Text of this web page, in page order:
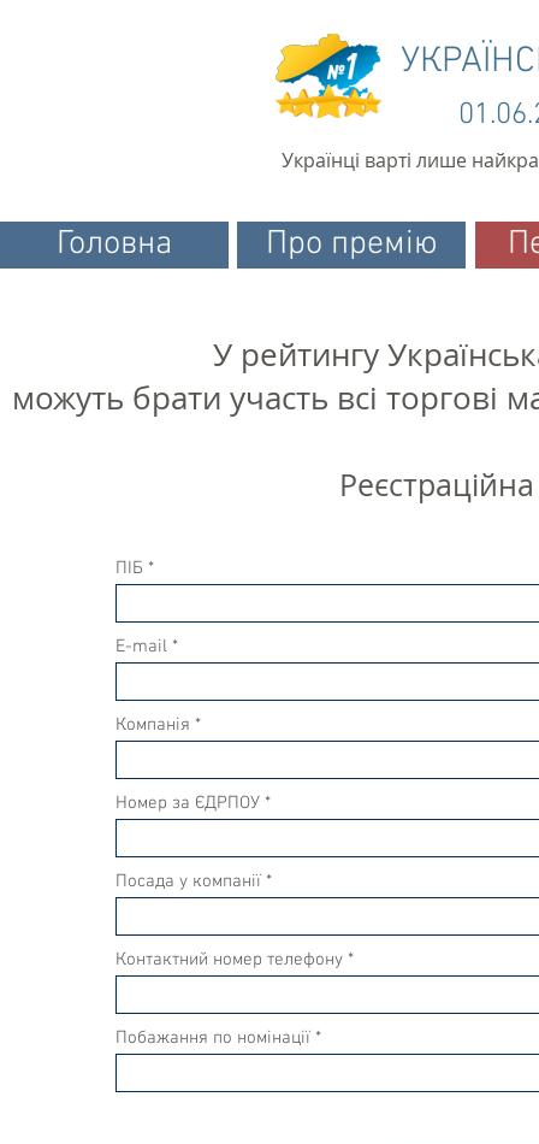
Українці варті лише
Головна Про премію
У рейтингу
можуть брати участь всі торгові
ПІБ
E-mail
Компанія
Номер за ЄДРПОУ
Посада у компанії
Контактний номер телефону
Побажання по номінації